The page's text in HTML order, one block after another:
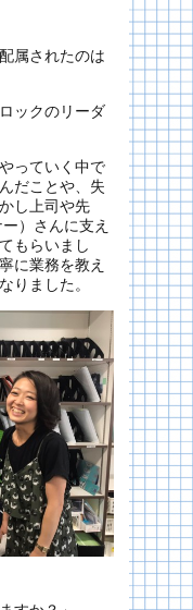
属されたのは
ックのリーダ
っていく中で
だことや、失
し上司や先
）さんに支え
もらいまし
に業務を教え
りました。